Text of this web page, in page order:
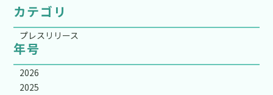
カテゴリ
プレスリリース
年号
2026
2025